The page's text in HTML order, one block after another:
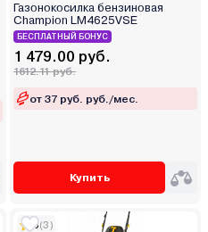
Газонокосилка бензиновая
Champion LM4625VSE
БЕСПЛАТНЫЙ БОНУС
1 479.00 руб.
1612.11 руб.
от 37 руб. руб./мес.
Купить
5(3)